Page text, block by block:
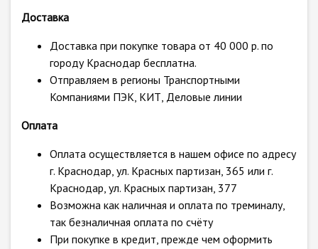
Доставка
Доставка при покупке товара от 40 000 р. по
городу Краснодар бесплатна.
Отправляем в регионы Транспортными
Компаниями ПЭК, КИТ, Деловые линии
Оплата
Оплата осуществляется в нашем офисе по адресу
г. Краснодар, ул. Красных партизан, 365 или г.
Краснодар, ул. Красных партизан, 377
Возможна как наличная и оплата по треминалу,
так безналичная оплата по счёту
При покупке в кредит, прежде чем оформить